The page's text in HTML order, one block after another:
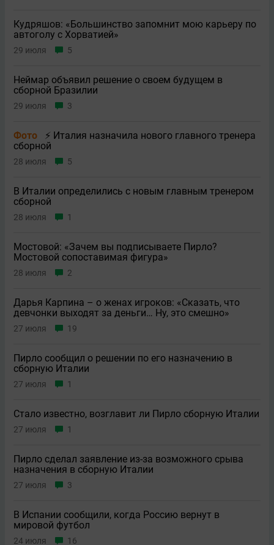
Кудряшов: «Большинство запомнит мою карьеру по
автоголу с Хорватией»
29 июля 5
Неймар объявил решение о своем будущем в
сборной Бразилии
29 июля 3
Фото
⚡ Италия назначила нового главного тренера
сборной
28 июля 5
В Италии определились с новым главным тренером
сборной
28 июля 1
Мостовой: «Зачем вы подписываете Пирло?
Мостовой сопоставимая фигура»
28 июля 2
Дарья Карпина – о женах игроков: «Сказать, что
девчонки выходят за деньги… Ну, это смешно»
27 июля 19
Пирло сообщил о решении по его назначению в
сборную Италии
27 июля 1
Стало известно, возглавит ли Пирло сборную Италии
27 июля 1
Пирло сделал заявление из-за возможного срыва
назначения в сборную Италии
27 июля 3
В Испании сообщили, когда Россию вернут в
мировой футбол
24 июля 16